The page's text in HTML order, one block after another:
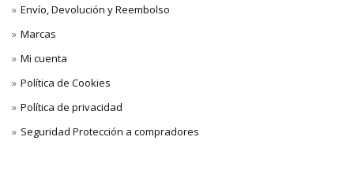
Envío, Devolución y Reembolso
Marcas
Mi cuenta
Política de Cookies
Política de privacidad
Seguridad Protección a compradores